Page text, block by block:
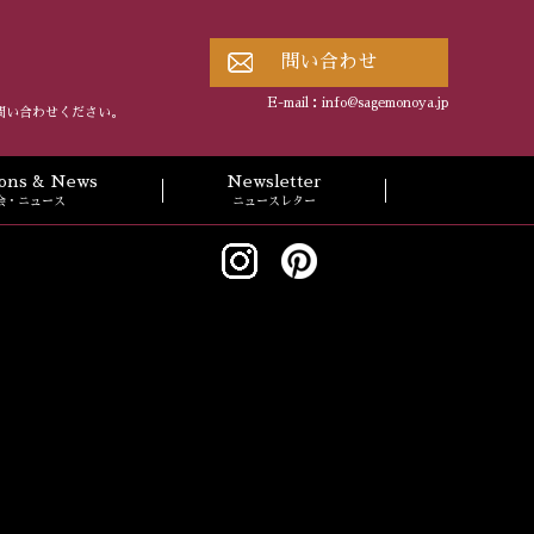
合わせください。
問い合わせ
E-mail： info@sagemonoya.jp
& News
・ニュース
Newsletter
ニュースレター